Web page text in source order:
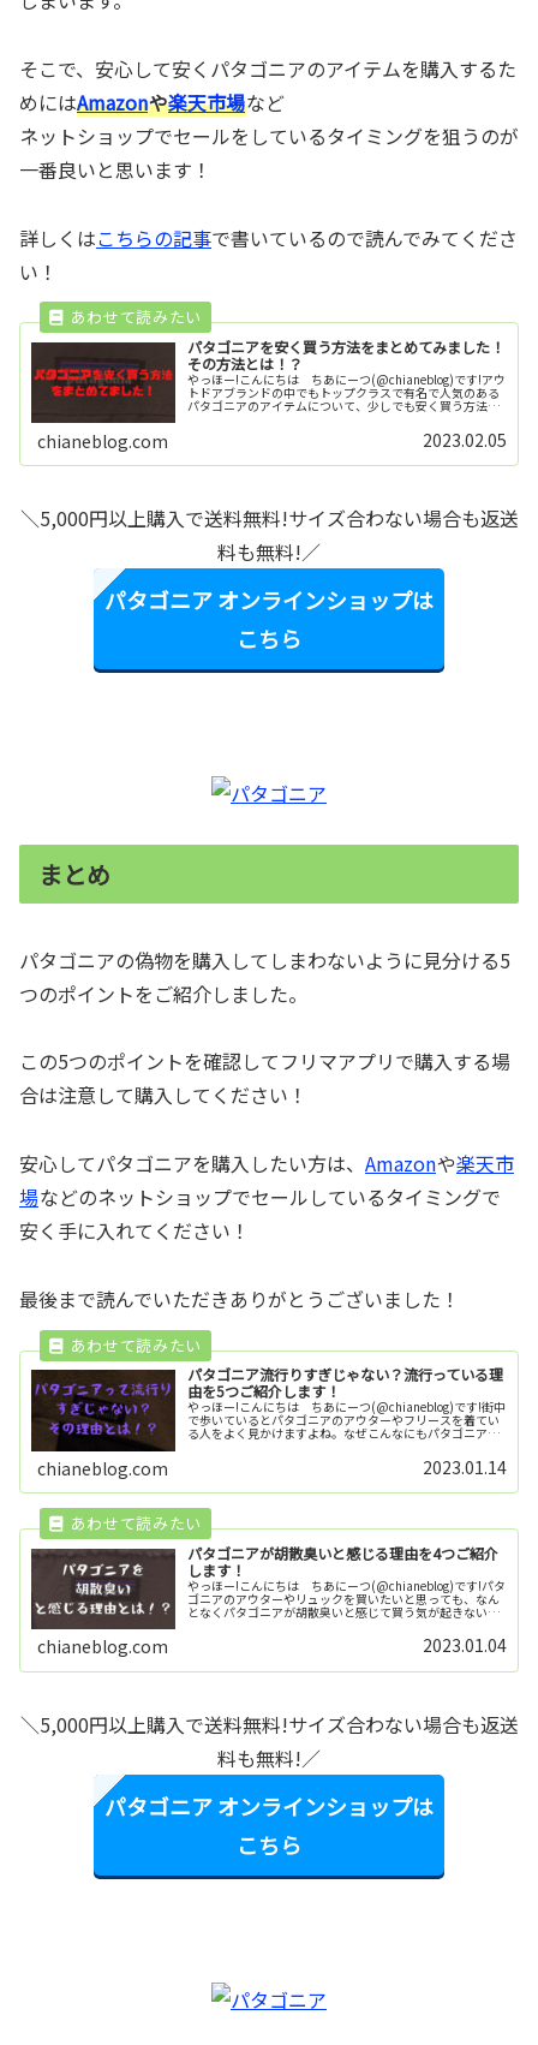
そこで、安心して安くパタゴニアのアイテムを購入するた
めにはAmazonや楽天市場など
ネットショップでセールをしているタイミングを狙うのが
一番良いと思います！
詳しくはこちらの記事で書いているので読んでみてくださ
い！
パタゴニアを安く買う方法をまとめてみました！
その方法とは！？
やっほー!こんにちは ちあにーつ(@chianeblog)です!アウ
トドアブランドの中でもトップクラスで有名で人気のある
パタゴニアのアイテムについて、少しでも安く買う方法を
chianeblog.com 2023.02.05
＼5,000円以上購入で送料無料!サイズ合わない場合も返送
料も無料!／
パタゴニア オンラインショップは
こちら
まとめ
パタゴニアの偽物を購入してしまわないように見分ける5
つのポイントをご紹介しました。
この5つのポイントを確認してフリマアプリで購入する場
合は注意して購入してください！
安心してパタゴニアを購入したい方は、 Amazonや楽天市
場などのネットショップでセールしているタイミングで
安く手に入れてください！
最後まで読んでいただきありがとうございました！
パタゴニア流行りすぎじゃない？流行っている理
由を5つご紹介します！
やっほー!こんにちは ちあにーつ(@chianeblog)です!街中
で歩いているとパタゴニアのアウターやフリースを着てい
る人をよく見かけますよね。なぜこんなにもパタゴニアが
chianeblog.com 2023.01.14
パタゴニアが胡散臭いと感じる理由を4つご紹介
します！
やっほー!こんにちは ちあにーつ(@chianeblog)です!パタ
ゴニアのアウターやリュックを買いたいと思っても、なん
となくパタゴニアが胡散臭いと感じて買う気が起きない方
っていらっしゃいますよね。そこで今回は、パタゴニアが
chianeblog.com 2023.01.04
＼5,000円以上購入で送料無料!サイズ合わない場合も返送
料も無料!／
パタゴニア オンラインショップは
こちら